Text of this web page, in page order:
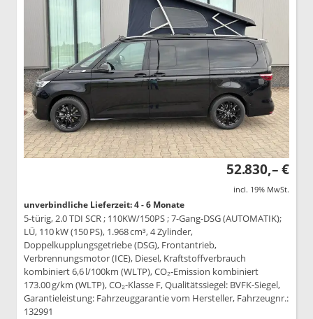
52.830,– €
incl. 19% MwSt.
unverbindliche Lieferzeit: 4 - 6 Monate
5-türig, 2.0 TDI SCR ; 110KW/150PS ; 7-Gang-DSG (AUTOMATIK);
LÜ, 110 kW (150 PS), 1.968 cm³, 4 Zylinder,
Doppelkupplungsgetriebe (DSG), Frontantrieb,
Verbrennungsmotor (ICE), Diesel, Kraftstoffverbrauch
kombiniert 6,6 l/100km (WLTP), CO₂-Emission kombiniert
173.00 g/km (WLTP), CO₂-Klasse F, Qualitätssiegel: BVFK-Siegel,
Garantieleistung: Fahrzeuggarantie vom Hersteller, Fahrzeugnr.:
132991